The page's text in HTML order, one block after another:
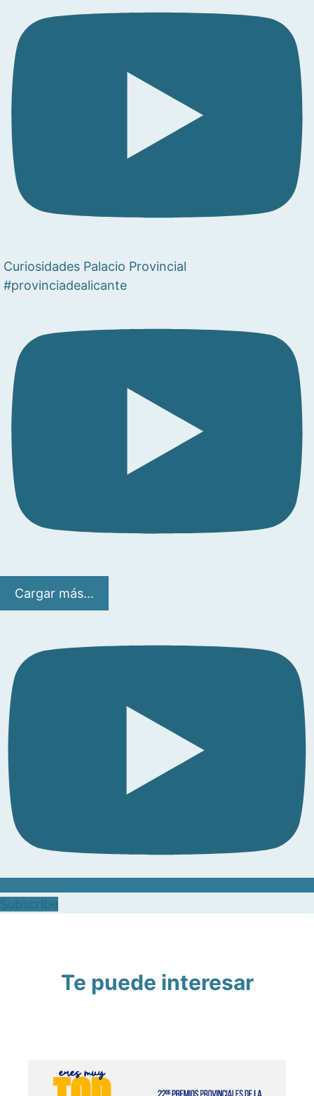
Curiosidades Palacio Provincial
#provinciadealicante
Cargar más...
Te puede interesar